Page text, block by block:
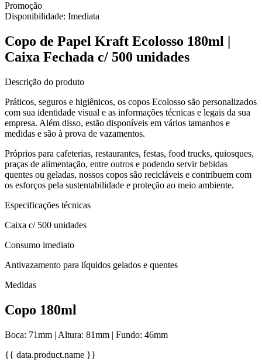
Promoção
Disponibilidade: Imediata
Copo de Papel Kraft Ecolosso 180ml |
Caixa Fechada c/ 500 unidades
Descrição do produto
Práticos, seguros e higiênicos, os copos Ecolosso são personalizados
com sua identidade visual e as informações técnicas e legais da sua
empresa. Além disso, estão disponíveis em vários tamanhos e
medidas e são à prova de vazamentos.
Próprios para cafeterias, restaurantes, festas, food trucks, quiosques,
praças de alimentação, entre outros e podendo servir bebidas
quentes ou geladas, nossos copos são recicláveis e contribuem com
os esforços pela sustentabilidade e proteção ao meio ambiente.
Especificações técnicas
Caixa c/ 500 unidades
Consumo imediato
Antivazamento para líquidos gelados e quentes
Medidas
Copo 180ml
Boca: 71mm | Altura: 81mm | Fundo: 46mm
{{ data.product.name }}